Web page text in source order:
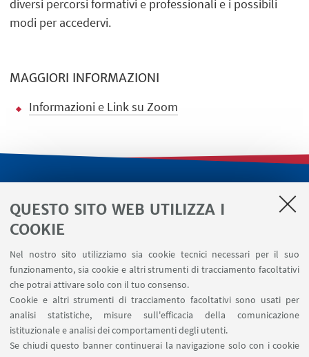
QUESTO SITO WEB UTILIZZA I
COOKIE
Nel nostro sito utilizziamo sia cookie tecnici necessari per il suo
funzionamento, sia cookie e altri strumenti di tracciamento facoltativi
che potrai attivare solo con il tuo consenso.
Cookie e altri strumenti di tracciamento facoltativi sono usati per
analisi statistiche, misure sull'efficacia della comunicazione
istituzionale e analisi dei comportamenti degli utenti.
Se chiudi questo banner continuerai la navigazione solo con i cookie
diversi percorsi formativi e professionali e i possibili
modi per accedervi.
MAGGIORI INFORMAZIONI
Informazioni e Link su Zoom
Segnala un evento
Contatti
SEGUI IL DIPARTIMENTO SU: